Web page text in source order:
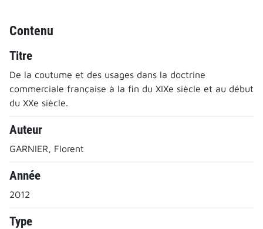
Contenu
Titre
De la coutume et des usages dans la doctrine
commerciale française à la fin du XIXe siècle et au début
du XXe siècle.
Auteur
GARNIER, Florent
Année
2012
Type